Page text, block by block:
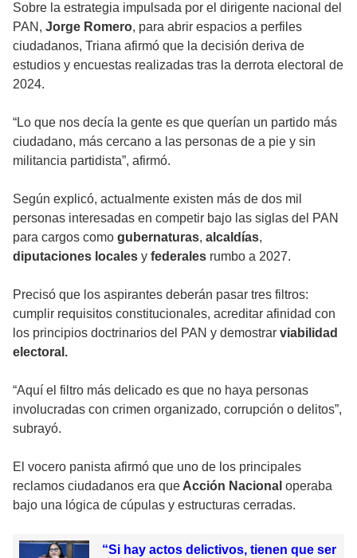
Sobre la estrategia impulsada por el dirigente nacional del
PAN, Jorge Romero, para abrir espacios a perfiles
ciudadanos, Triana afirmó que la decisión deriva de
estudios y encuestas realizadas tras la derrota electoral de
2024.
“Lo que nos decía la gente es que querían un partido más
ciudadano, más cercano a las personas de a pie y sin
militancia partidista”, afirmó.
Según explicó, actualmente existen más de dos mil
personas interesadas en competir bajo las siglas del PAN
para cargos como gubernaturas, alcaldías,
diputaciones locales y federales rumbo a 2027.
Precisó que los aspirantes deberán pasar tres filtros:
cumplir requisitos constitucionales, acreditar afinidad con
los principios doctrinarios del PAN y demostrar viabilidad
electoral.
“Aquí el filtro más delicado es que no haya personas
involucradas con crimen organizado, corrupción o delitos”,
subrayó.
El vocero panista afirmó que uno de los principales
reclamos ciudadanos era que Acción Nacional operaba
bajo una lógica de cúpulas y estructuras cerradas.
“Si hay actos delictivos, tienen que ser